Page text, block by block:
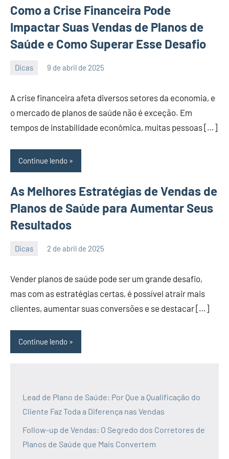
Como a Crise Financeira Pode
Impactar Suas Vendas de Planos de
Saúde e Como Superar Esse Desafio
Dicas 9 de abril de 2025
A crise financeira afeta diversos setores da economia, e
o mercado de planos de saúde não é exceção. Em
tempos de instabilidade econômica, muitas pessoas […]
Continue lendo
As Melhores Estratégias de Vendas de
Planos de Saúde para Aumentar Seus
Resultados
Dicas 2 de abril de 2025
Vender planos de saúde pode ser um grande desafio,
mas com as estratégias certas, é possível atrair mais
clientes, aumentar suas conversões e se destacar […]
Continue lendo
Lead de Plano de Saúde: Por Que a Qualificação do
Cliente Faz Toda a Diferença nas Vendas
Follow-up de Vendas: O Segredo dos Corretores de
Planos de Saúde que Mais Convertem